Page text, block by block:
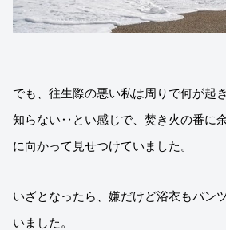
でも、往生際の悪い私は周りで何が起
知らない‥とい感じで、焚き火の番に
に向かって見せつけていました。
いざとなったら、嫌だけど浴衣もパン
いました。